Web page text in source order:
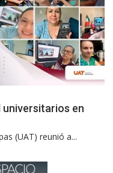
universitarios en
(UAT) reunió a...